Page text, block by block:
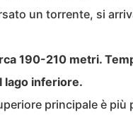
un torrente, si
190-210 metri.
lago inferiore.
principale è più